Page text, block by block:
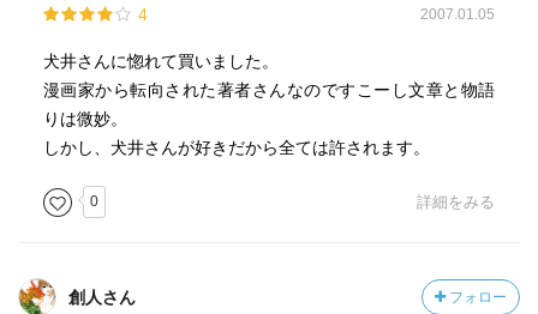
4 2007.01.05
犬井さんに惚れて買いました。
漫画家から転向された著者さんなのですこーし文章と物語
りは微妙。
しかし、犬井さんが好きだから全ては許されます。
0 詳細をみる
創人さん フォロー